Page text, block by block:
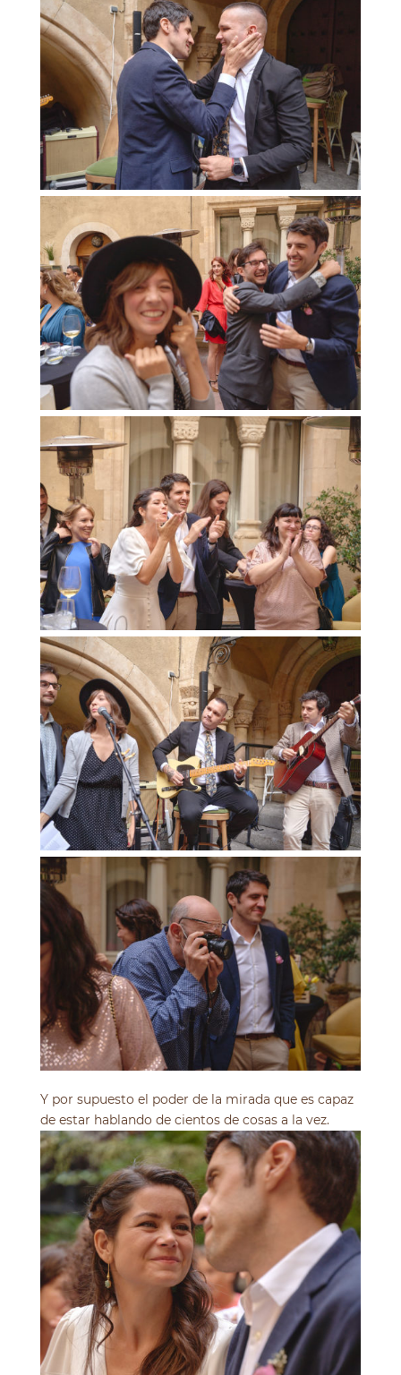
Y por supuesto el poder de la mirada que es capaz
de estar hablando de cientos de cosas a la vez.